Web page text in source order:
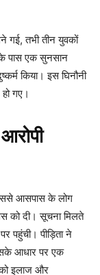
गई, तभी तीन युवकों
पास एक सुनसान
किया। इस घिनौनी
गए।
आसपास के लोग
को दी। सूचना मिलते
पहुंची। पीड़िता ने
आधार पर एक
को इलाज और